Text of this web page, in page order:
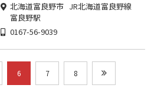
北海道富良野市 JR北海道富良野線
富良野駅
0167-56-9039
6 7 8